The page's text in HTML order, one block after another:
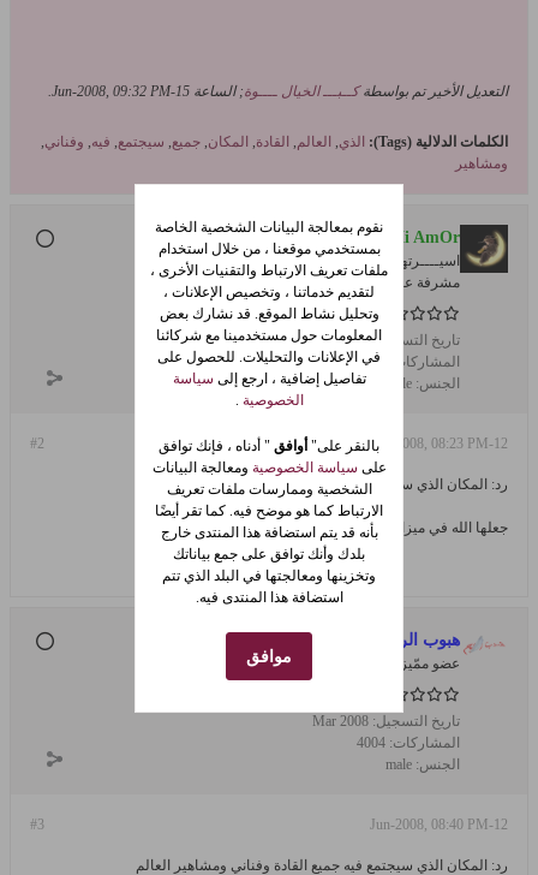
التعديل الأخير تم بواسطةكــبـــ الخيال ــــوة; الساعة 15-Jun-2008, 09:32 PM
.
الكلمات الدلالية (Tags): الذي, العالم, القادة, المكان, جميع, سيجتمع, فيه, وفناني,
ومشاهير
A.Mi AmOr
اسيــــرتهــ
مشرفة عامة
تاريخ التسجيل: May 2007
المشاركات:
4445
الجنس: female
#2 12-Jun-2008, 08:23 PM
رد: المكان الذي سيجتمع فيه جميع القادة وفناني ومشاهير العالم
جعلها الله في ميزان حسناتك عاشقة
هبوب الريح
عضو ممّيز
تاريخ التسجيل: Mar 2008
المشاركات: 4004
الجنس: male
#3 12-Jun-2008, 08:40 PM
رد: المكان الذي سيجتمع فيه جميع القادة وفناني ومشاهير العالم
نقوم بمعالجة البيانات الشخصية الخاصة
بمستخدمي موقعنا ، من خلال استخدام
ملفات تعريف الارتباط والتقنيات الأخرى ،
لتقديم خدماتنا ، وتخصيص الإعلانات ،
وتحليل نشاط الموقع. قد نشارك بعض
المعلومات حول مستخدمينا مع شركائنا
في الإعلانات والتحليلات. للحصول على
تفاصيل إضافية ، ارجع إلى سياسة
الخصوصية .
بالنقر على" أوافق " أدناه ، فإنك توافق
على سياسة الخصوصية ومعالجة البيانات
الشخصية وممارسات ملفات تعريف
الارتباط كما هو موضح فيه. كما تقر أيضًا
بأنه قد يتم استضافة هذا المنتدى خارج
بلدك وأنك توافق على جمع بياناتك
وتخزينها ومعالجتها في البلد الذي تتم
استضافة هذا المنتدى فيه.
موافق